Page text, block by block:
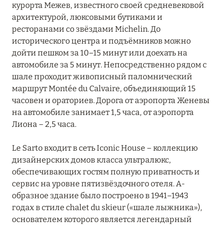
Crystal Hôtel Courchevel 1850
Écrin Blanc Courchevel
Experimental Chalet Val d’Isère
Four Seasons Hotel Megève
Hôtel AlpenRuitor
Hôtel Au Chamois d'Or
Hôtel Barrière Les Neiges Courchevel
Hôtel Daria-I Nor
Hôtel de La Loze
курорта Межев, известного своей средневековой
архитектурой, люксовыми бутиками и
ресторанами со звёздами Michelin. До
исторического центра и подъёмников можно
дойти пешком за 10–15 минут или доехать на
автомобиле за 5 минут. Непосредственно рядом с
шале проходит живописный паломнический
маршрут Montée du Calvaire, объединяющий 15
часовен и ораториев. Дорога от аэропорта Женевы
на автомобиле занимает 1,5 часа, от аэропорта
Лиона – 2,5 часа.
Le Sarto входит в сеть Iconic House – коллекцию
дизайнерских домов класса ультралюкс,
обеспечивающих гостям полную приватность и
сервис на уровне пятизвёздочного отеля. А-
образное здание было построено в 1941–1943
годах в стиле chalet du skieur («шале лыжника»),
основателем которого является легендарный